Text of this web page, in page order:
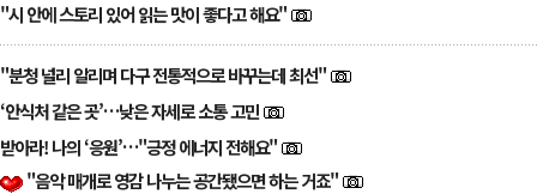
"시 안에 스토리 있어 읽는 맛이 좋다고 해요"
"분청 널리 알리며 다구 전통적으로 바꾸는데 최선"
‘안식처 같은 곳’…낮은 자세로 소통 고민
받아라! 나의 ‘응원’…"긍정 에너지 전해요"
"음악 매개로 영감 나누는 공간됐으면 하는 거죠"